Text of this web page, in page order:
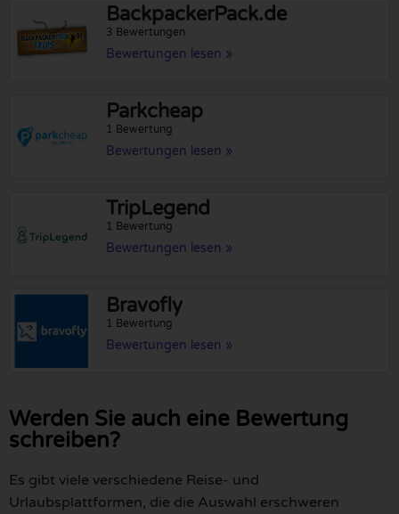
BackpackerPack.de
3 Bewertungen
Bewertungen lesen »
Parkcheap
1 Bewertung
Bewertungen lesen »
TripLegend
1 Bewertung
Bewertungen lesen »
Bravofly
1 Bewertung
Bewertungen lesen »
Werden Sie auch eine Bewertung
schreiben?
Es gibt viele verschiedene Reise- und
Urlaubsplattformen, die die Auswahl erschweren